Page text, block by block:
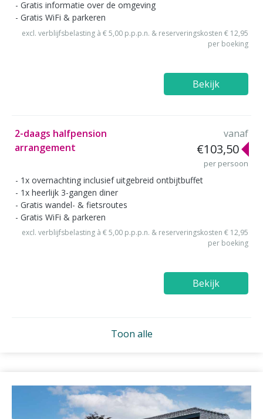
Gratis informatie over de omgeving
Gratis WiFi & parkeren
excl. verblijfsbelasting à € 5,00 p.p.p.n. & reserveringskosten € 12,95
per boeking
Bekijk
2-daags halfpension
arrangement
vanaf
€103,50
per persoon
1x overnachting inclusief uitgebreid ontbijtbuffet
1x heerlijk 3-gangen diner
Gratis wandel- & fietsroutes
Gratis WiFi & parkeren
excl. verblijfsbelasting à € 5,00 p.p.p.n. & reserveringskosten € 12,95
per boeking
Bekijk
Toon alle